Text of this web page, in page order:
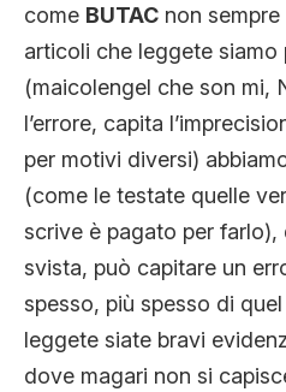
come BUTAC non
articoli che leggete siamo
(maicolengel che son mi,
l’errore, capita
per motivi diversi)
(come le testate quelle
scrive è pagato per farlo),
svista, può capitare un
spesso, più spesso di
leggete siate bravi
dove magari non si